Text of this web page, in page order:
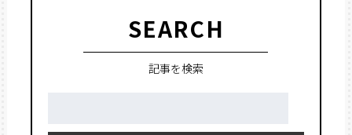
SEARCH
記事を検索